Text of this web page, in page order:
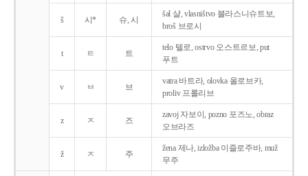
š 시* 슈, 시
šal 샬, vlasništvo 블라스니슈트보,
broš 브로시
t ㅌ 트
telo 텔로, ostrvo 오스트르보, put
푸트
v ㅂ 브
vatra 바트라, olovka 올로브카,
proliv 프롤리브
z ㅈ 즈
zavoj 자보이, pozno 포즈노, obraz
오브라즈
ž ㅈ 주
žena 제나, izložba 이즐로주바, muž
무주